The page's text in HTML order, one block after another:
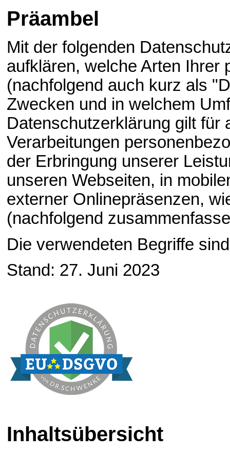
Präambel
Mit der folgenden
aufklären, welche Arten Ihrer
(nachfolgend auch kurz als
Zwecken und in welchem
Datenschutzerklärung gilt für
Verarbeitungen
der Erbringung unserer
unseren Webseiten, in
externer Onlinepräsenzen,
(nachfolgend
Die verwendeten Begriffe
Stand: 27. Juni 2023
Inhaltsübersicht